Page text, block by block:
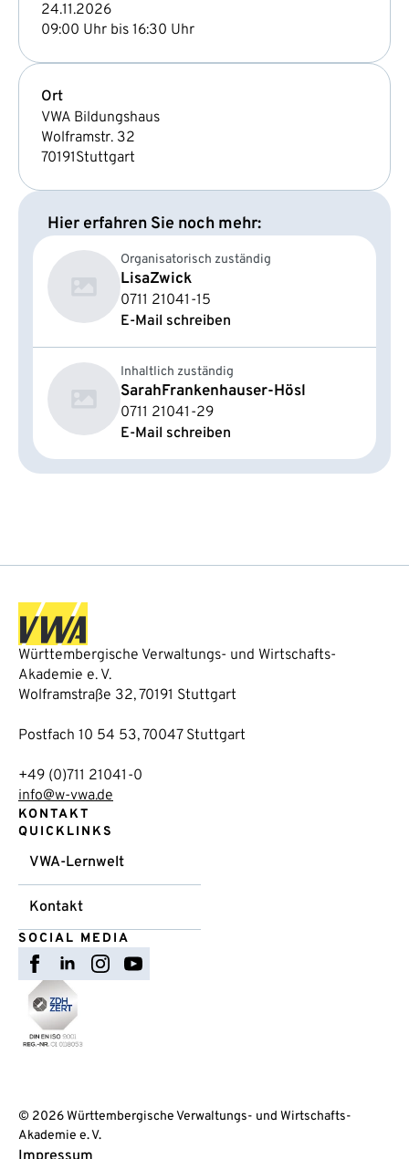
24.11.2026
09:00 Uhr bis 16:30 Uhr
Ort
VWA Bildungshaus
Wolframstr. 32
70191Stuttgart
Hier erfahren Sie noch mehr:
Organisatorisch zuständig
LisaZwick
0711 21041-15
E-Mail schreiben
Inhaltlich zuständig
SarahFrankenhauser-Hösl
0711 21041-29
E-Mail schreiben
Württembergische Verwaltungs- und Wirtschafts-
Akademie e. V.
Wolframstraße 32, 70191 Stuttgart
Postfach 10 54 53, 70047 Stuttgart
+49 (0)711 21041-0
info@w-vwa.de
KONTAKT
QUICKLINKS
VWA-Lernwelt
Kontakt
SOCIAL MEDIA
© 2026 Württembergische Verwaltungs- und Wirtschafts-
Akademie e. V.